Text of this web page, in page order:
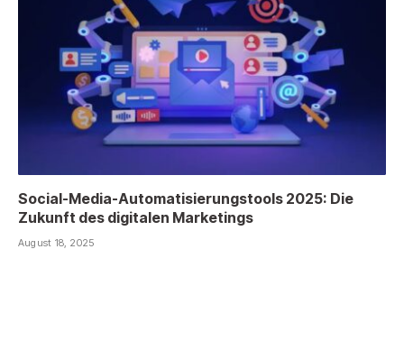
Social-Media-Automatisierungstools 2025: Die
Zukunft des digitalen Marketings
August 18, 2025